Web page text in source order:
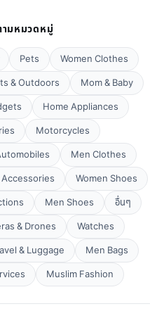
ามหมวดหมู่
Pets
Women Clothes
& Outdoors
Mom & Baby
Home Appliances
Motorcycles
Men Clothes
Women Shoes
Men Shoes
อื่นๆ
& Drones
Watches
& Luggage
Men Bags
Muslim Fashion